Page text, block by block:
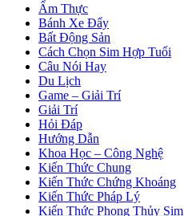
Ẩm Thực
Bánh Xe Đẩy
Bất Động Sản
Cách Chọn Sim Hợp Tuổi
Câu Nói Hay
Du Lịch
Game – Giải Trí
Giải Trí
Hỏi Đáp
Hướng Dẫn
Khoa Học – Công Nghệ
Kiến Thức Chung
Kiến Thức Chứng Khoáng
Kiến Thức Pháp Lý
Kiến Thức Phong Thủy Sim